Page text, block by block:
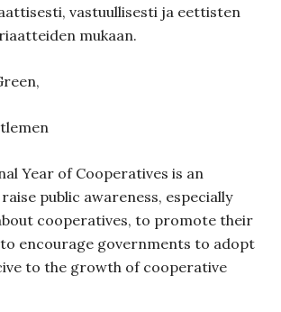
vastuullisesti ja eettisten
mukaan.
Year of Cooperatives is an
public awareness, especially
cooperatives, to promote their
encourage governments to adopt
to the growth of cooperative